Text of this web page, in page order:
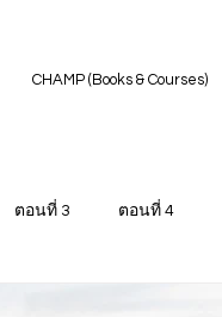
CHAMP (Books & Courses)
ตอนที่ 3 ตอนที่ 4